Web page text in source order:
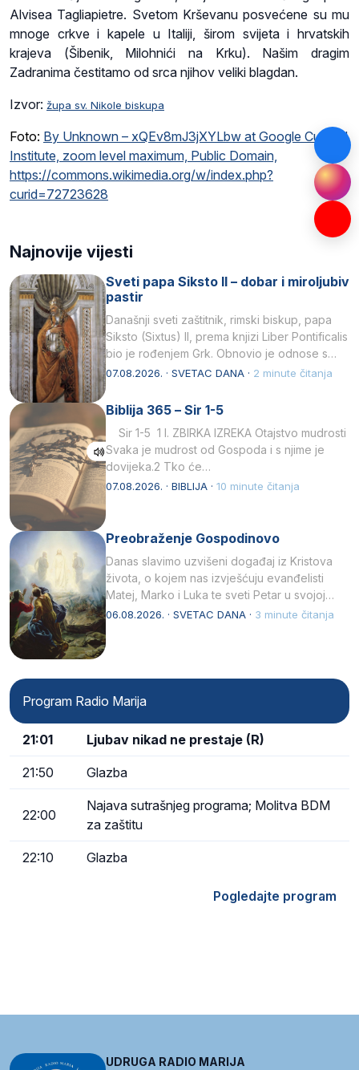
Alvisea Tagliapietre. Svetom Krševanu posvećene su mu
mnoge crkve i kapele u Italiji, širom svijeta i hrvatskih
krajeva (Šibenik, Milohnići na Krku). Našim dragim
Zadranima čestitamo od srca njihov veliki blagdan.
Izvor: župa sv. Nikole biskupa
Foto: By Unknown – xQEv8mJ3jXYLbw at Google Cultural
Institute, zoom level maximum, Public Domain,
https://commons.wikimedia.org/w/index.php?
curid=72723628
Najnovije vijesti
Sveti papa Siksto II – dobar i miroljubiv
pastir
Današnji sveti zaštitnik, rimski biskup, papa
Siksto (Sixtus) II, prema knjizi Liber Pontificalis
bio je rođenjem Grk. Obnovio je odnose s
afričkim…
07.08.2026. · SVETAC DANA · 2 minute čitanja
Biblija 365 – Sir 1-5
Sir 1-5 1 I. ZBIRKA IZREKA Otajstvo mudrosti
Svaka je mudrost od Gospoda i s njime je
dovijeka.2 Tko će…
07.08.2026. · BIBLIJA · 10 minute čitanja
Preobraženje Gospodinovo
Danas slavimo uzvišeni događaj iz Kristova
života, o kojem nas izvješćuju evanđelisti
Matej, Marko i Luka te sveti Petar u svojoj
drugoj…
06.08.2026. · SVETAC DANA · 3 minute čitanja
Program Radio Marija
21:01 Ljubav nikad ne prestaje (R)
21:50 Glazba
22:00
Najava sutrašnjeg programa; Molitva BDM
za zaštitu
22:10 Glazba
Pogledajte program
UDRUGA RADIO MARIJA